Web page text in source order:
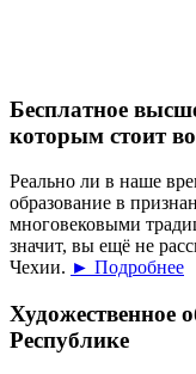
Бесплатное
которым стоит
Реально ли в наше
образование в
многовековыми
значит, вы ещё не
Чехии. ► Подробнее
Художественное
Республике